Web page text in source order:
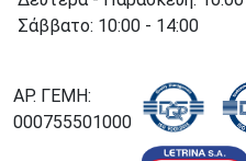
Σάββατο: 10:00 - 14:00
ΑΡ. ΓΕΜΗ:
000755501000